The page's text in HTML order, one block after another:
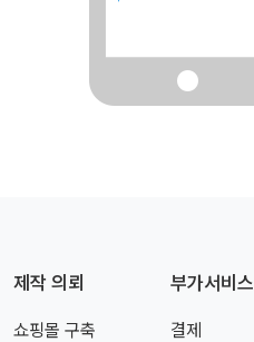
제작 의뢰
쇼핑몰 구축
부가서비스
결제